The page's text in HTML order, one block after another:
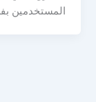
المستخدمين